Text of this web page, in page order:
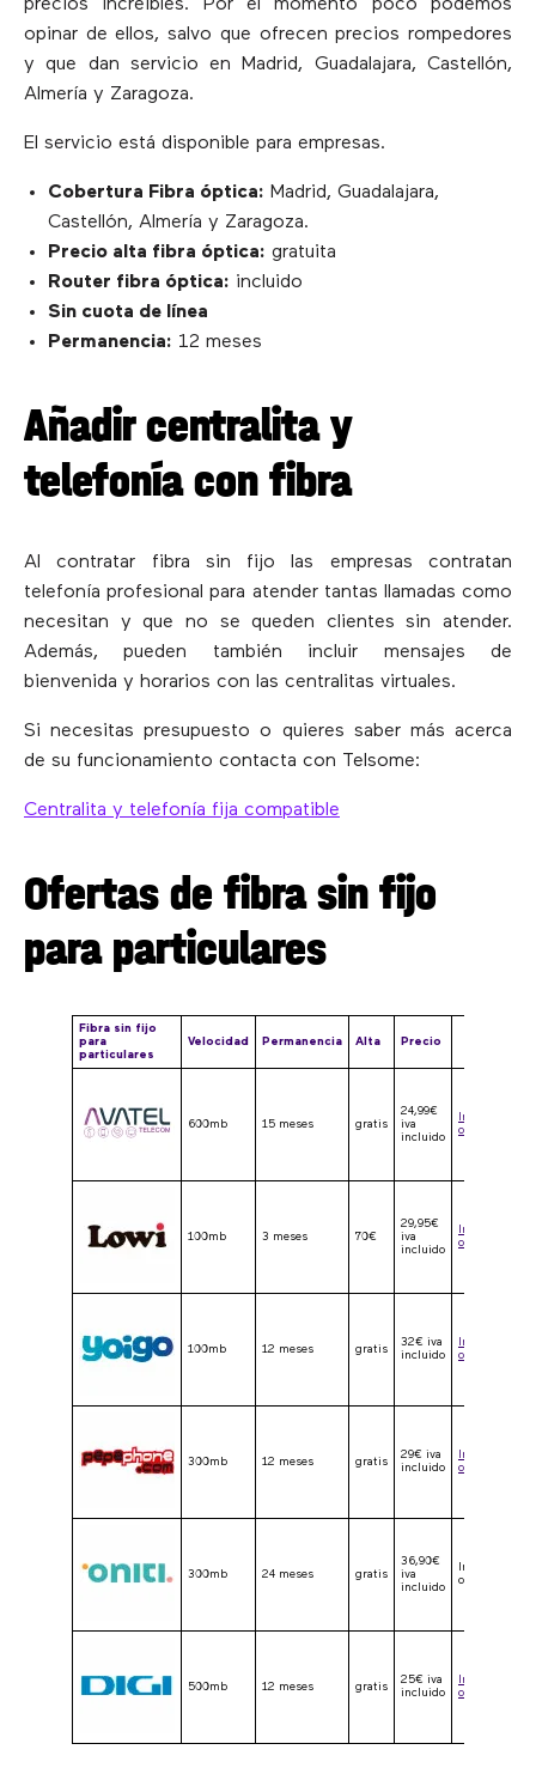
precios increíbles. Por el momento poco podemos
opinar de ellos, salvo que ofrecen precios rompedores
y que dan servicio en Madrid, Guadalajara, Castellón,
Almería y Zaragoza.
El servicio está disponible para empresas.
Cobertura Fibra óptica: Madrid, Guadalajara,
Castellón, Almería y Zaragoza.
Precio alta fibra óptica: gratuita
Router fibra óptica: incluido
Sin cuota de línea
Permanencia: 12 meses
Añadir centralita y
telefonía con fibra
Al contratar fibra sin fijo las empresas contratan
telefonía profesional para atender tantas llamadas como
necesitan y que no se queden clientes sin atender.
Además, pueden también incluir mensajes de
bienvenida y horarios con las centralitas virtuales.
Si necesitas presupuesto o quieres saber más acerca
de su funcionamiento contacta con Telsome:
Centralita y telefonía fija compatible
Ofertas de fibra sin fijo
para particulares
Fibra sin fijo
para
particulares
Velocidad Permanencia Alta Precio
600mb 15 meses gratis
24,99€
iva
incluido
Ir a la
oferta
100mb 3 meses 70€
29,95€
iva
incluido
Ir a la
oferta
100mb 12 meses gratis
32€ iva
incluido
Ir a la
oferta
300mb 12 meses gratis
29€ iva
incluido
Ir a la
oferta
300mb 24 meses gratis
36,90€
iva
incluido
Ir a la
oferta
500mb 12 meses gratis
25€ iva
incluido
Ir a la
oferta